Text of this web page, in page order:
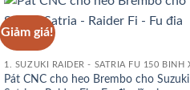
Giảm giá!
Pát CNC cho heo Brembo cho Suzuki